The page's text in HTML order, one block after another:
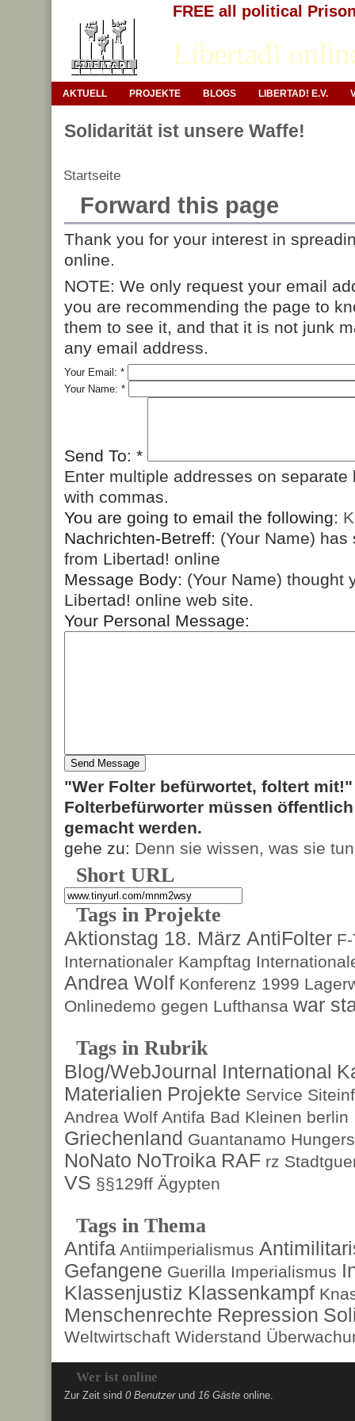
FREE all political
Libertad!
AKTUELL PROJEKTE BLOGS LIBERTAD! E.V.
Solidarität ist unsere Waffe!
Startseite
Forward this page
Thank you for your interest in
online.
NOTE: We only request your email
you are recommending the page to
them to see it, and that it is not junk
any email address.
Your Email: *
Your Name: *
Send To: *
Enter multiple addresses on
with commas.
You are going to email the following:
Nachrichten-Betreff: (Your Name)
from Libertad! online
Message Body: (Your Name) thought
Libertad! online web site.
Your Personal Message:
"Wer Folter befürwortet, foltert
Folterbefürworter müssen
gemacht werden.
gehe zu: Denn sie wissen, was sie tun
Short URL
Tags in Projekte
Aktionstag 18. März AntiFolter
Internationaler Kampftag
Andrea Wolf Konferenz 1999
Onlinedemo gegen Lufthansa war
Tags in Rubrik
Blog/WebJournal International
Materialien Projekte Service
Andrea Wolf Antifa Bad Kleinen berlin
Griechenland Guantanamo
NoNato NoTroika RAF rz
VS §§129ff Ägypten
Tags in Thema
Antifa Antiimperialismus
Gefangene Guerilla Imperialismus
Klassenjustiz Klassenkampf
Menschenrechte Repression
Weltwirtschaft Widerstand
Wer ist online
Zur Zeit sind 0 Benutzerund 16 Gäste online.